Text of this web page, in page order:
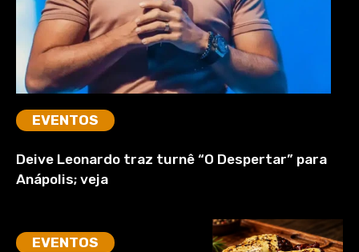
EVENTOS
Deive Leonardo traz turnê “O Despertar” para
Anápolis; veja
EVENTOS